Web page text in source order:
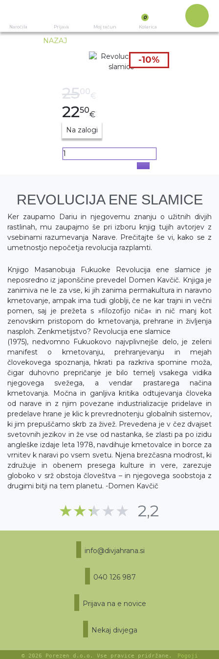
Naročila Prijava Moj račun
0
Košarica
Izbira
NAZAJ
REVOLUCIJA ENE SLAMICE
Ker zaupamo Dariu in njegovemu znanju o užitnih divjih
rastlinah, mu zaupajmo še pri izboru knjig tujih avtorjev z
vsebinami razumevanja Narave. Prečitajte še vi, kako se z
umetnostjo nepočetja revolucija razplamti.
Knjigo Masanobuja Fukuoke Revolucija ene slamice je
neposredno iz japonščine prevedel Domen Kavčič. Knjiga je
zanimiva ne le za vse, ki jih zanima permakultura in naravno
kmetovanje, ampak ima tudi globlji, če ne kar trajni in večni
pomen, saj je prežeta s »filozofijo niča« in nič manj kot
zenovskim pristopom do kmetovanja, prehrane in življenja
nasploh. Zenkmetijstvo? Revolucija ene slamice
(1975), nedvomno Fukuokovo najvplivnejše delo, je zeleni
manifest o kmetovanju, prehranjevanju in mejah
človekovega spoznanja, hkrati pa razkriva spomine moža,
čigar duhovno prepričanje je bilo temelj vsakega vidika
njegovega svežega, a vendar prastarega načina
kmetovanja. Močna in ganljiva kritika odtujevanja človeka
od narave in z njim povezane industrializacije pridelave in
predelave hrane je klic k prevrednotenju globalnih sistemov,
ki jim prepuščamo skrb za živež. Prevedena je v čez dvajset
svetovnih jezikov in že vse od nastanka, še zlasti pa po izidu
angleške izdaje leta 1978, navdihuje kmetovalce in borce za
vrnitev k naravi po vsem svetu. Njena brezčasna modrost, ki
združuje in obenem presega kulture in vere, zarezuje
globoko v srž obstoja človeštva – in njegovega soobstoja z
drugimi bitji na tem planetu. -Domen Kavčič
Ocena drugih
★★★★★
★★★★★ 2,2
CENA
2500€
2250€
Na zalogi
Prejšnja
-10%
info@divjahrana.si
040 126 987
Prijava na e novice
Nekaj divjega
© 2026 Porezen d.o.o. Vse pravice pridržane. Pogoji